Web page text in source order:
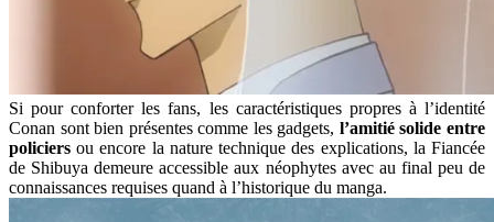
Si pour conforter les fans, les caractéristiques propres à l’identité
Conan sont bien présentes comme les gadgets, l’amitié solide entre
policiers ou encore la nature technique des explications, la Fiancée
de Shibuya demeure accessible aux néophytes avec au final peu de
connaissances requises quand à l’historique du manga.